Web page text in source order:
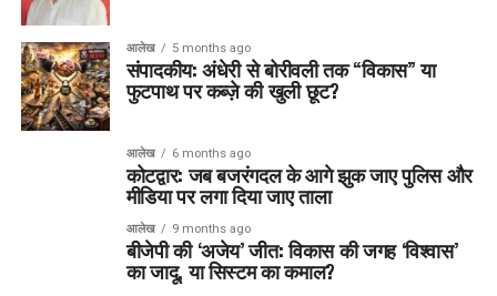
आलेख 5 months ago
संपादकीय: अंधेरी से बोरीवली तक “विकास” या
फुटपाथ पर कब्ज़े की खुली छूट?
आलेख 6 months ago
कोटद्वार: जब बजरंगदल के आगे झुक जाए पुलिस और
मीडिया पर लगा दिया जाए ताला
आलेख 9 months ago
बीजेपी की ‘अजेय’ जीत: विकास की जगह ‘विश्वास’
का जादू, या सिस्टम का कमाल?